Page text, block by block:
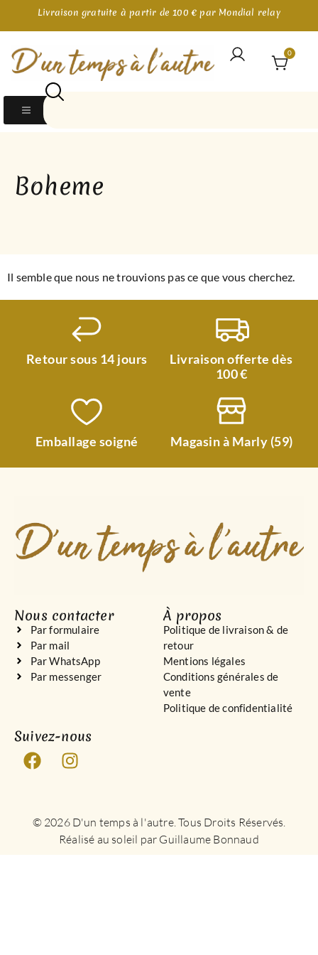
Livraison gratuite à partir de 100 € par Mondial relay
0
Boheme
Il semble que nous ne trouvions pas ce que vous cherchez.
Retour sous 14 jours
Livraison offerte dès
100 €
Emballage soigné Magasin à Marly (59)
Nous contacter
Par formulaire
Par mail
Par WhatsApp
Par messenger
À propos
Politique de livraison & de
retour
Mentions légales
Conditions générales de
vente
Politique de confidentialité
Suivez-nous
© 2026 D'un temps à l'autre. Tous Droits Réservés.
Réalisé au soleil par Guillaume Bonnaud